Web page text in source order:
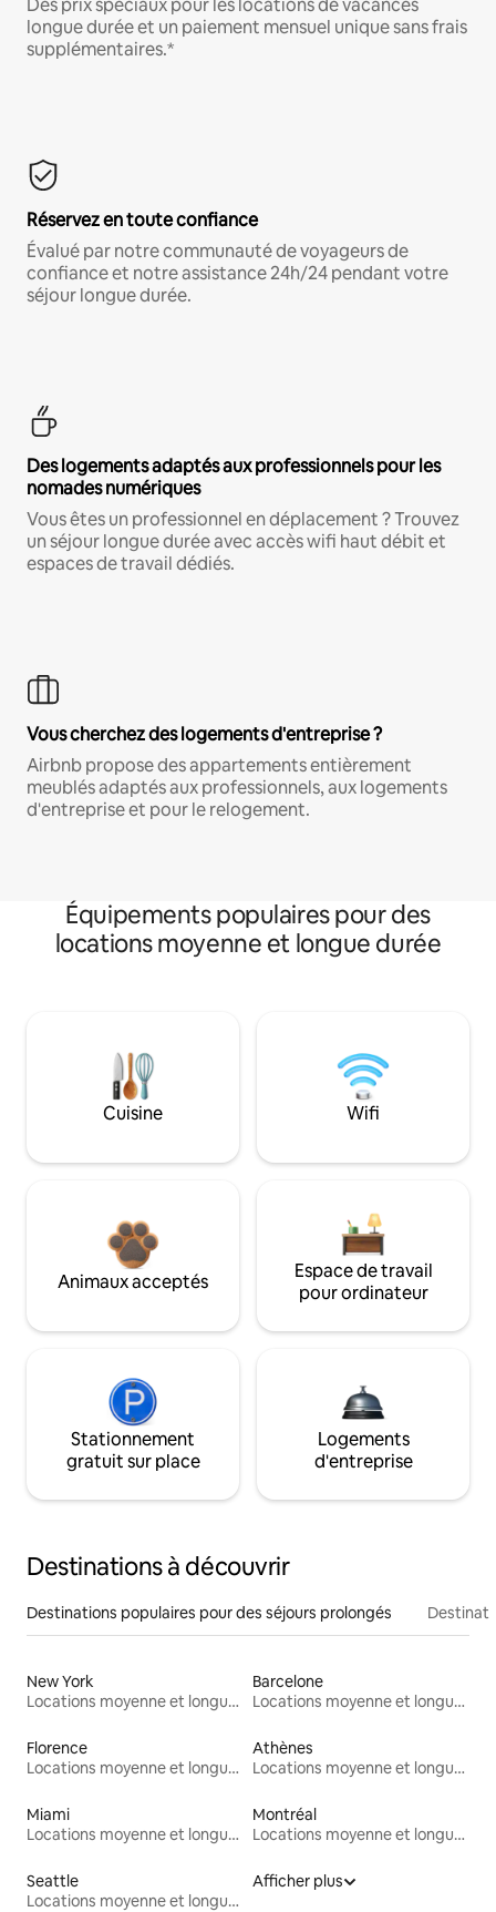
longue durée et un paiement mensuel unique sans frais
supplémentaires.*
Réservez en toute confiance
Évalué par notre communauté de voyageurs de
confiance et notre assistance 24h/24 pendant votre
séjour longue durée.
Des logements adaptés aux professionnels pour les
nomades numériques
Vous êtes un professionnel en déplacement ? Trouvez
un séjour longue durée avec accès wifi haut débit et
espaces de travail dédiés.
Vous cherchez des logements d'entreprise ?
Airbnb propose des appartements entièrement
meublés adaptés aux professionnels, aux logements
d'entreprise et pour le relogement.
Équipements populaires pour des
locations moyenne et longue durée
Cuisine Wifi
Animaux acceptés
Espace de travail
pour ordinateur
Stationnement
gratuit sur place
Logements
d'entreprise
Destinations à découvrir
Destinations populaires pour des séjours prolongés
New York
Locations moyenne et longue durée
Barcelone
Locations moyenne et longue durée
Florence
Locations moyenne et longue durée
Athènes
Locations moyenne et longue durée
Miami
Locations moyenne et longue durée
Montréal
Locations moyenne et longue durée
Seattle
Locations moyenne et longue durée
Afficher plus